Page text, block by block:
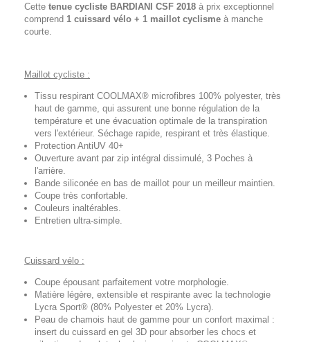
Cette tenue cycliste BARDIANI CSF 2018 à prix exceptionnel
comprend 1 cuissard vélo + 1 maillot cyclisme à manche
courte.
Maillot cycliste :
Tissu respirant COOLMAX® microfibres 100% polyester, très
haut de gamme, qui assurent une bonne régulation de la
température et une évacuation optimale de la transpiration
vers l'extérieur. Séchage rapide, respirant et très élastique.
Protection AntiUV 40+
Ouverture avant par zip intégral dissimulé, 3 Poches à
l'arrière.
Bande siliconée en bas de maillot pour un meilleur maintien.
Coupe très confortable.
Couleurs inaltérables.
Entretien ultra-simple.
Cuissard vélo :
Coupe épousant parfaitement votre morphologie.
Matière légère, extensible et respirante avec la technologie
Lycra Sport® (80% Polyester et 20% Lycra).
Peau de chamois haut de gamme pour un confort maximal :
insert du cuissard en gel 3D pour absorber les chocs et